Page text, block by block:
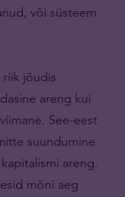
või süsteem
riik jõudis
areng kui
See-eest
suundumine
areng.
mõni aeg